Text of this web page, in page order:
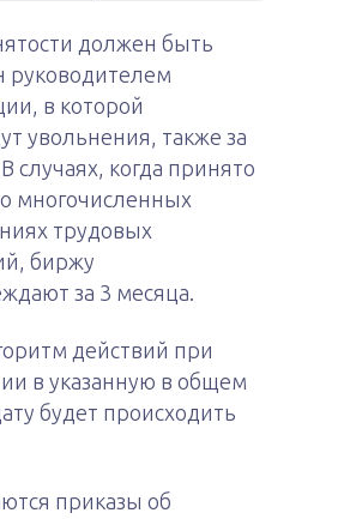
должен быть
руководителем
в которой
увольнения, также за
случаях, когда принято
многочисленных
трудовых
биржу
за 3 месяца.
действий при
в указанную в общем
будет происходить
приказы об